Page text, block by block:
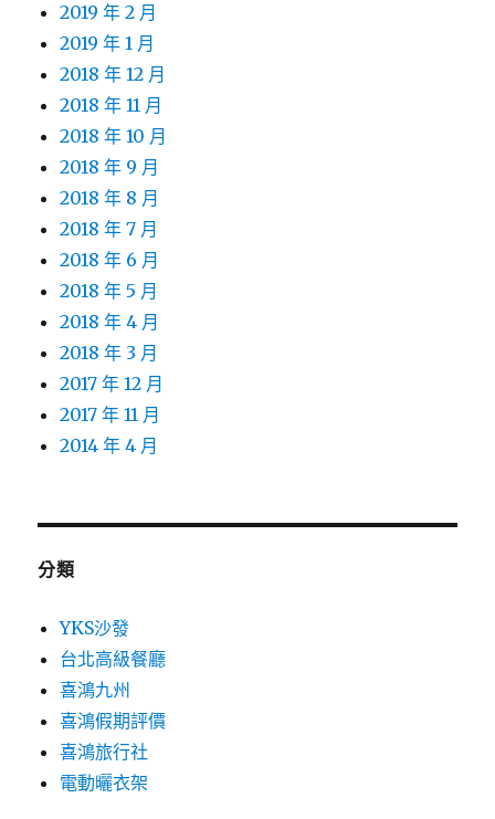
2019 年 2 月
2019 年 1 月
2018 年 12 月
2018 年 11 月
2018 年 10 月
2018 年 9 月
2018 年 8 月
2018 年 7 月
2018 年 6 月
2018 年 5 月
2018 年 4 月
2018 年 3 月
2017 年 12 月
2017 年 11 月
2014 年 4 月
分類
YKS沙發
台北高級餐廳
喜鴻九州
喜鴻假期評價
喜鴻旅行社
電動曬衣架